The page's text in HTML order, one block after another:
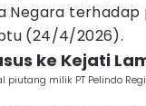
Negara terhadap
(24/4/2026).
ke Kejati
milik PT Pelindo